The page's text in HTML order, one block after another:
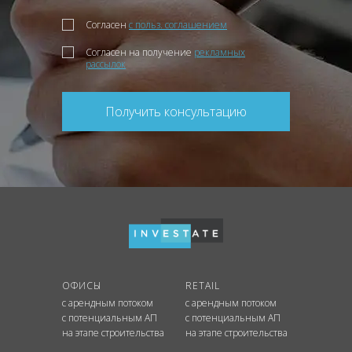
Согласен с польз. соглашением
Согласен на получение рекламных
рассылок
Получить консультацию
ОФИСЫ
с арендным потоком
с потенциальным АП
на этапе строительства
RETAIL
с арендным потоком
с потенциальным АП
на этапе строительства